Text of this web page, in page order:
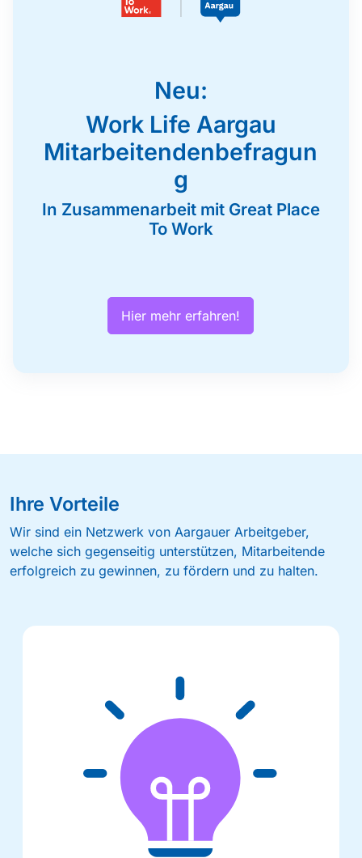
Neu:
Work Life Aargau
Mitarbeitendenbefragun
g
In Zusammenarbeit mit Great Place
To Work
Hier mehr erfahren!
Ihre Vorteile
Wir sind ein Netzwerk von Aargauer Arbeitgeber,
welche sich gegenseitig unterstützen, Mitarbeitende
erfolgreich zu gewinnen, zu fördern und zu halten.